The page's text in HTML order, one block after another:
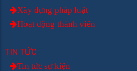
Xây dựng pháp luật
Hoạt động thành viên
TIN TỨC
Tin tức sự kiện